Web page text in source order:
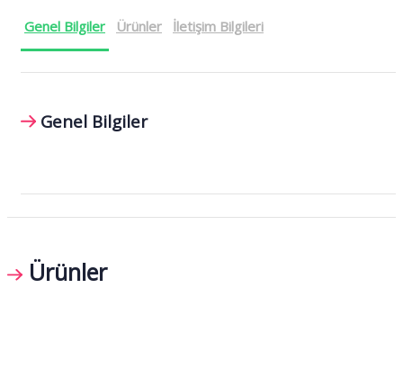
Genel Bilgiler Ürünler İletişim Bilgileri
Genel Bilgiler
Ürünler